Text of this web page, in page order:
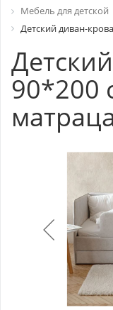
Мебель для детской
Детский диван-
90*200
матраца